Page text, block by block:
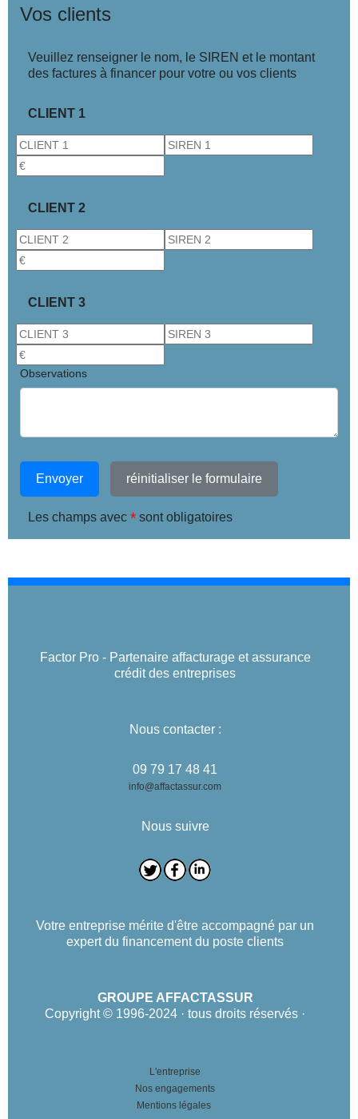
Vos clients
Veuillez renseigner le nom, le SIREN et le montant
des factures à financer pour votre ou vos clients
CLIENT 1
CLIENT 2
CLIENT 3
Observations
Envoyer réinitialiser le formulaire
Les champs avec * sont obligatoires
Factor Pro - Partenaire affacturage et assurance
crédit des entreprises
Nous contacter :
09 79 17 48 41
info@affactassur.com
Nous suivre
Votre entreprise mérite d'être accompagné par un
expert du financement du poste clients
GROUPE AFFACTASSUR
Copyright © 1996-2024 · tous droits réservés ·
L'entreprise
Nos engagements
Mentions légales